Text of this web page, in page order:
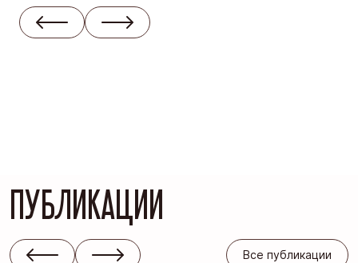
ПУБЛИКАЦИИ
Все публикации